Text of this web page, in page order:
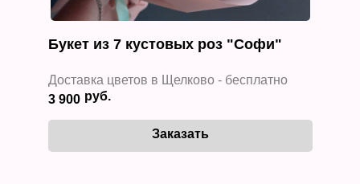
Букет из 7 кустовых роз "Софи"
Доставка цветов в Щелково - бесплатно
3 900